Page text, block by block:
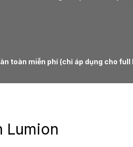
toàn miễn phí (chỉ áp dụng cho
Lumion